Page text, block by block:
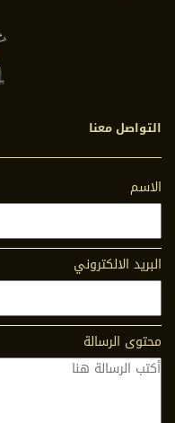
التواصل معنا
الاسم
البريد الالكتروني
محتوى الرسالة